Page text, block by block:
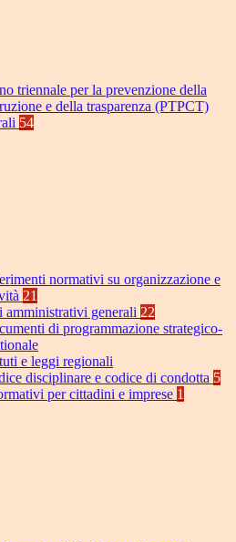
triennale per la prevenzione della
e della trasparenza (PTPCT)
54
normativi su organizzazione e
21
amministrativi generali 22
di programmazione strategico-
e leggi regionali
disciplinare e codice di condotta 5
per cittadini e imprese 1